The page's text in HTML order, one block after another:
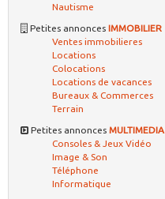
Nautisme
Petites annonces IMMOBILIER
Ventes immobilieres
Locations
Colocations
Locations de vacances
Bureaux & Commerces
Terrain
Petites annonces MULTIMEDIA
Consoles & Jeux Vidéo
Image & Son
Téléphone
Informatique